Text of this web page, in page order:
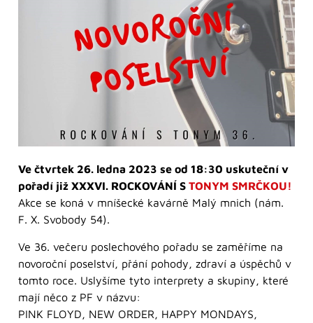
Ve čtvrtek 26. ledna 2023 se od 18:30 uskuteční v
pořadí již XXXVI. ROCKOVÁNÍ S TONYM SMRČKOU!
Akce se koná v mníšecké kavárně Malý mnich (nám.
F. X. Svobody 54).
Ve 36. večeru poslechového pořadu se zaměříme na
novoroční poselství, přání pohody, zdraví a úspěchů v
tomto roce. Uslyšíme tyto interprety a skupiny, které
mají něco z PF v názvu:
PINK FLOYD, NEW ORDER, HAPPY MONDAYS,